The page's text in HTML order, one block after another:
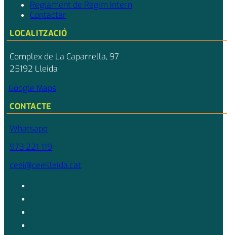
Reglament de Règim Intern
Contactar
LOCALITZACIÓ
Complex de La Caparrella, 97
25192 Lleida
Google Maps
CONTACTE
Whatsapp
973 221 119
ceei@ceeilleida.cat